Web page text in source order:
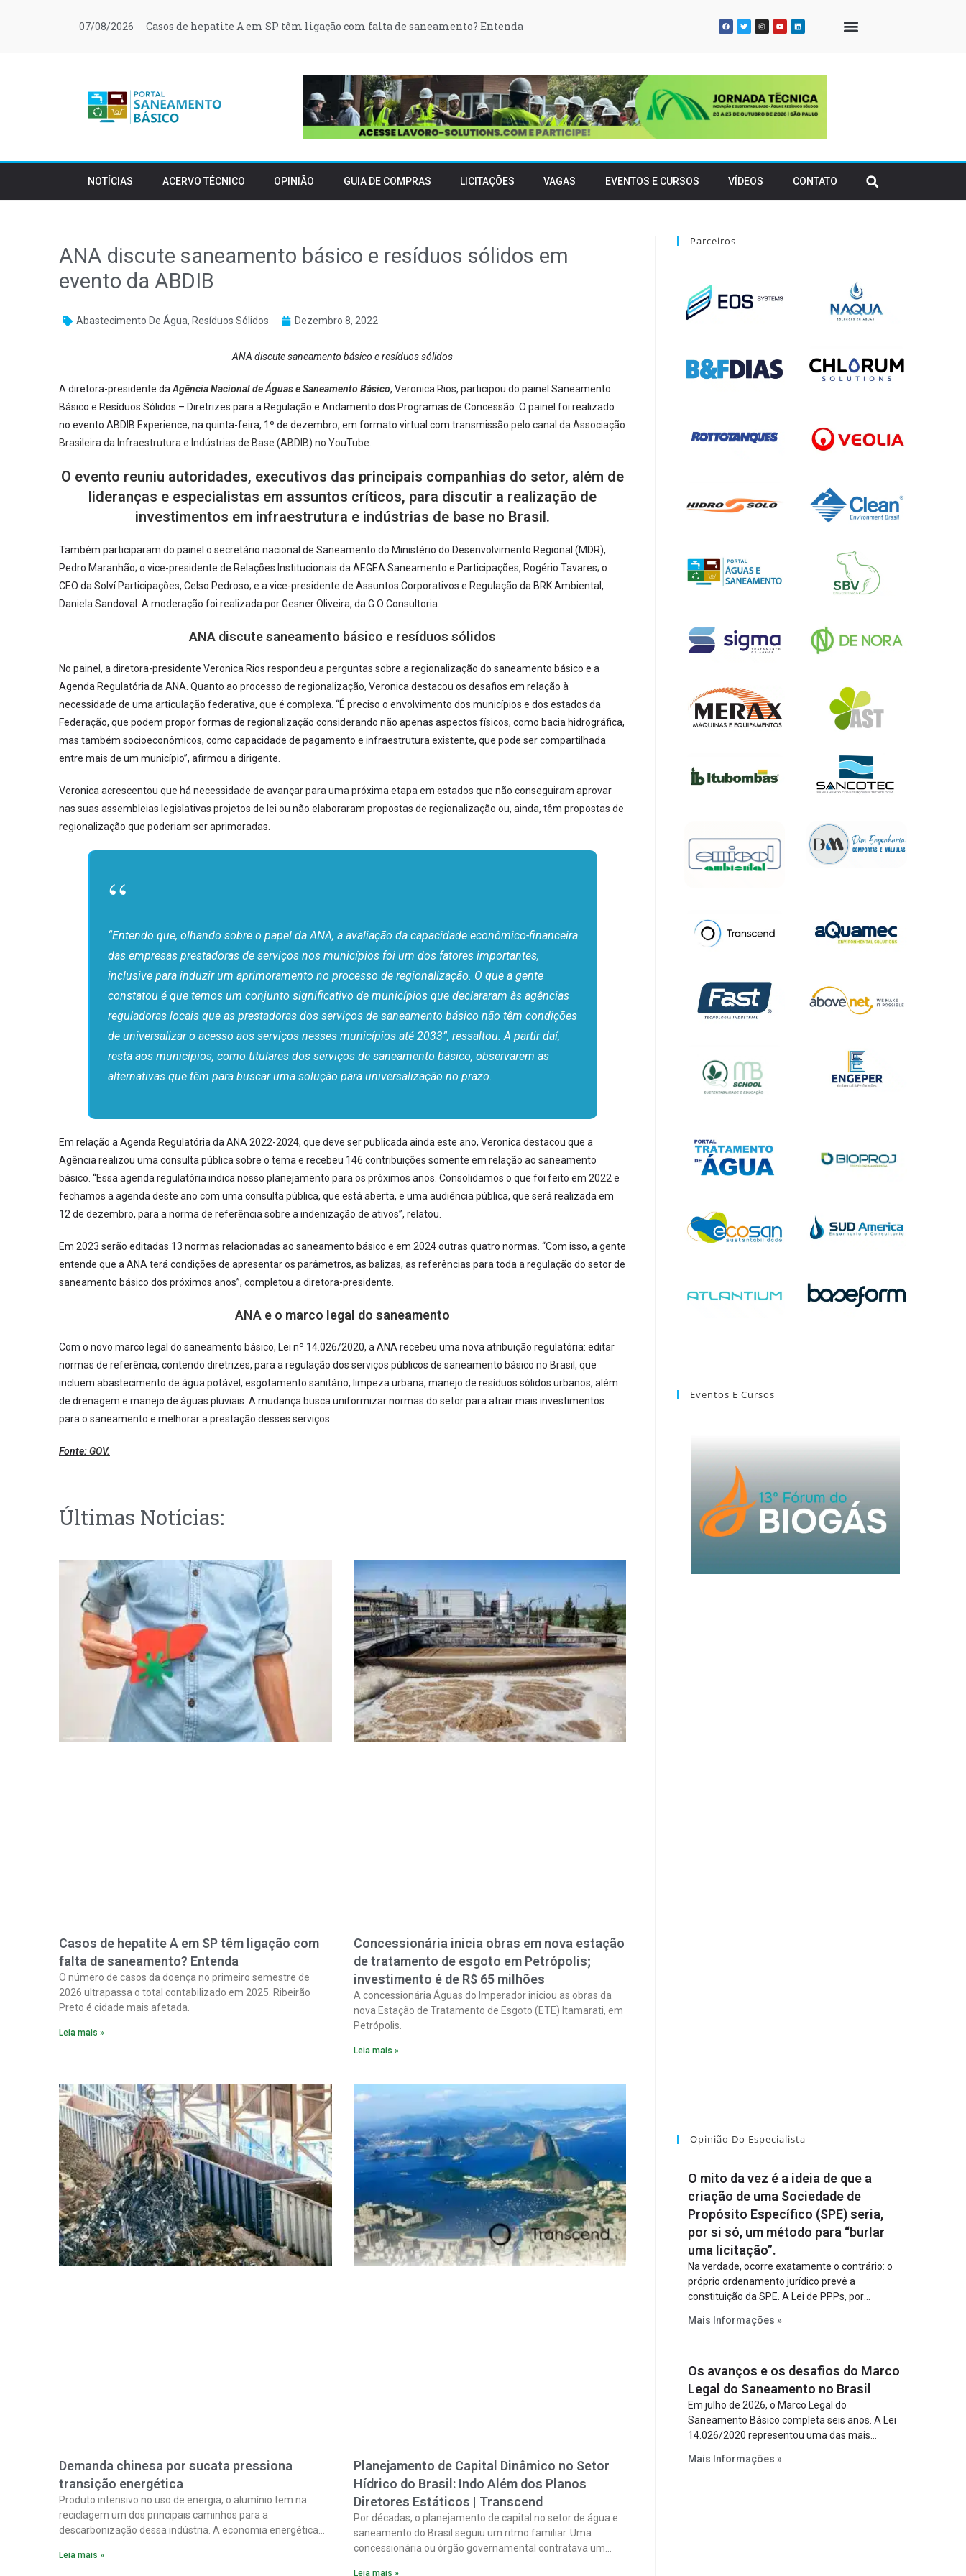
07/08/2026 Casos de hepatite A em SP têm ligação com falta de saneamento? Entenda
NOTÍCIAS ACERVO TÉCNICO OPINIÃO GUIA DE COMPRAS LICITAÇÕES VAGAS EVENTOS E CURSOS VÍDEOS CONTATO
ANA discute saneamento básico e resíduos sólidos em
evento da ABDIB
Abastecimento De Água, Resíduos Sólidos Dezembro 8, 2022
ANA discute saneamento básico e resíduos sólidos
A diretora-presidente da Agência Nacional de Águas e Saneamento Básico, Veronica Rios, participou do painel Saneamento
Básico e Resíduos Sólidos – Diretrizes para a Regulação e Andamento dos Programas de Concessão. O painel foi realizado
no evento ABDIB Experience, na quinta-feira, 1º de dezembro, em formato virtual com transmissão pelo canal da Associação
Brasileira da Infraestrutura e Indústrias de Base (ABDIB) no YouTube
O evento reuniu autoridades, executivos das principais companhias do setor, além de
lideranças e especialistas em assuntos críticos, para discutir a realização de
investimentos em infraestrutura e indústrias de base no Brasil.
Também participaram do painel o secretário nacional de Saneamento do Ministério do Desenvolvimento Regional (MDR),
Pedro Maranhão; o vice-presidente de Relações Institucionais da AEGEA Saneamento e Participações, Rogério Tavares; o
CEO da Solví Participações, Celso Pedroso; e a vice-presidente de Assuntos Corporativos e Regulação da BRK Ambiental,
Daniela Sandoval. A moderação foi realizada por Gesner Oliveira, da G.O Consultoria.
ANA discute saneamento básico e resíduos sólidos
No painel, a diretora-presidente Veronica Rios respondeu a perguntas sobre a regionalização do saneamento básico e a
Agenda Regulatória da ANA. Quanto ao processo de regionalização, Veronica destacou os desafios em relação à
necessidade de uma articulação federativa, que é complexa. “É preciso o envolvimento dos municípios e dos estados da
Federação, que podem propor formas de regionalização considerando não apenas aspectos físicos, como bacia hidrográfica,
mas também socioeconômicos, como capacidade de pagamento e infraestrutura existente, que pode ser compartilhada
entre mais de um município”, afirmou a dirigente.
Veronica acrescentou que há necessidade de avançar para uma próxima etapa em estados que não conseguiram aprovar
nas suas assembleias legislativas projetos de lei ou não elaboraram propostas de regionalização ou, ainda, têm propostas de
regionalização que poderiam ser aprimoradas.
“Entendo que, olhando sobre o papel da ANA, a avaliação da capacidade econômico-financeira
das empresas prestadoras de serviços nos municípios foi um dos fatores importantes,
inclusive para induzir um aprimoramento no processo de regionalização. O que a gente
constatou é que temos um conjunto significativo de municípios que declararam às agências
reguladoras locais que as prestadoras dos serviços de saneamento básico não têm condições
de universalizar o acesso aos serviços nesses municípios até 2033”, ressaltou. A partir daí,
resta aos municípios, como titulares dos serviços de saneamento básico, observarem as
alternativas que têm para buscar uma solução para universalização no prazo.
Em relação a Agenda Regulatória da ANA 2022-2024, que deve ser publicada ainda este ano, Veronica destacou que a
Agência realizou uma consulta pública sobre o tema e recebeu 146 contribuições somente em relação ao saneamento
básico. “Essa agenda regulatória indica nosso planejamento para os próximos anos. Consolidamos o que foi feito em 2022 e
fechamos a agenda deste ano com uma consulta pública, que está aberta, e uma audiência pública, que será realizada em
12 de dezembro, para a norma de referência sobre a indenização de ativos”, relatou.
Em 2023 serão editadas 13 normas relacionadas ao saneamento básico e em 2024 outras quatro normas. “Com isso, a gente
entende que a ANA terá condições de apresentar os parâmetros, as balizas, as referências para toda a regulação do setor de
saneamento básico dos próximos anos”, completou a diretora-presidente.
ANA e o marco legal do saneamento
Com o novo marco legal do saneamento básico, Lei nº 14.026/2020, a ANA recebeu uma nova atribuição regulatória: editar
normas de referência, contendo diretrizes, para a regulação dos serviços públicos de saneamento básico no Brasil, que
incluem abastecimento de água potável, esgotamento sanitário, limpeza urbana, manejo de resíduos sólidos urbanos, além
de drenagem e manejo de águas pluviais. A mudança busca uniformizar normas do setor para atrair mais investimentos
para o saneamento e melhorar a prestação desses serviços.
Fonte:GOV.
Últimas Notícias:
Casos de hepatite A em SP têm ligação com
falta de saneamento? Entenda
O número de casos da doença no primeiro semestre de
2026 ultrapassa o total contabilizado em 2025. Ribeirão
Preto é cidade mais afetada.
Leia mais »
Concessionária inicia obras em nova estação
de tratamento de esgoto em Petrópolis;
investimento é de R$ 65 milhões
A concessionária Águas do Imperador iniciou as obras da
nova Estação de Tratamento de Esgoto (ETE) Itamarati, em
Petrópolis.
Leia mais »
Demanda chinesa por sucata pressiona
transição energética
Produto intensivo no uso de energia, o alumínio tem na
reciclagem um dos principais caminhos para a
descarbonização dessa indústria. A economia energética
material. A produção de um alumínio mais limpo, no
Leia mais »
Planejamento de Capital Dinâmico no Setor
Hídrico do Brasil: Indo Além dos Planos
Diretores Estáticos | Transcend
Por décadas, o planejamento de capital no setor de água e
saneamento do Brasil seguiu um ritmo familiar. Uma
concessionária ou órgão governamental contratava um
Leia mais »
Parceiros
Eventos E Cursos
Opinião Do Especialista
O mito da vez é a ideia de que a
criação de uma Sociedade de
Propósito Específico (SPE) seria,
por si só, um método para “burlar
uma licitação”.
Na verdade, ocorre exatamente o contrário: o
próprio ordenamento jurídico prevê a
constituição da SPE. A Lei de PPPs, por
constitua uma SPE para implantar e gerir o
Lei de Concessões, a figura é facultativa e
sujeita a uma escolha racional de projeto a
projeto.
Mais Informações »
Os avanços e os desafios do Marco
Legal do Saneamento no Brasil
Em julho de 2026, o Marco Legal do
Saneamento Básico completa seis anos. A Lei
14.026/2020 representou uma das mais
estabelecer metas claras para a
Mais Informações »